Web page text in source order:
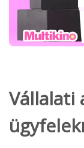
Vállalati